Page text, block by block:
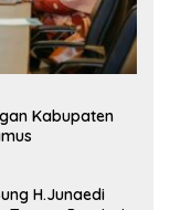
Kabupaten
H.Junaedi